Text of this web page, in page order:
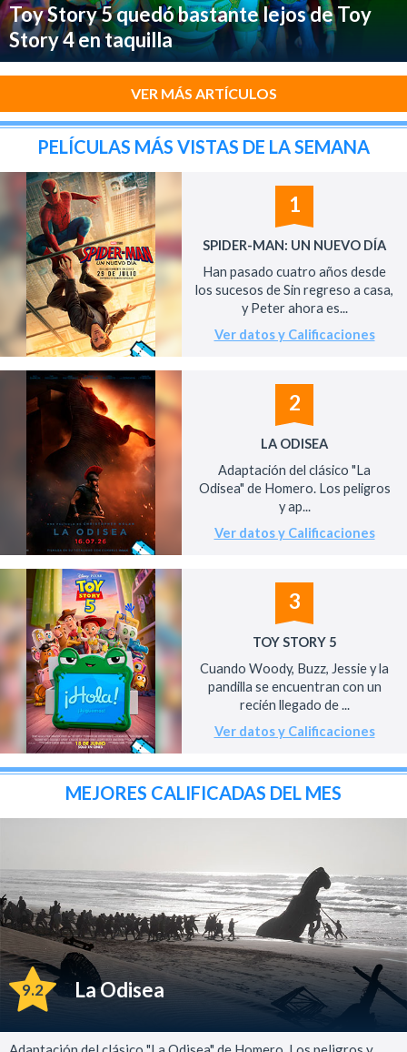
Toy Story 5 quedó bastante lejos de Toy
Story 4 en taquilla
VER MÁS ARTÍCULOS
PELÍCULAS MÁS VISTAS DE LA SEMANA
1
SPIDER-MAN: UN NUEVO DÍA
Han pasado cuatro años desde
los sucesos de Sin regreso a casa,
y Peter ahora es...
Ver datos y Calificaciones
2
LA ODISEA
Adaptación del clásico "La
Odisea" de Homero. Los peligros
y ap...
Ver datos y Calificaciones
3
TOY STORY 5
Cuando Woody, Buzz, Jessie y la
pandilla se encuentran con un
recién llegado de ...
Ver datos y Calificaciones
MEJORES CALIFICADAS DEL MES
9.2 La Odisea